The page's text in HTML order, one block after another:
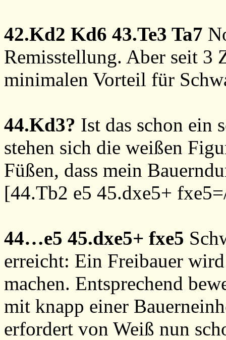
42.Kd2 Kd6 43.Te3 Ta7
Remisstellung. Aber seit 3
minimalen Vorteil für
44.Kd3? Ist das schon ein
stehen sich die weißen
Füßen, dass mein
[44.Tb2 e5 45.dxe5+
44…e5 45.dxe5+ fxe5
erreicht: Ein Freibauer
machen. Entsprechend
mit knapp einer
erfordert von Weiß nun